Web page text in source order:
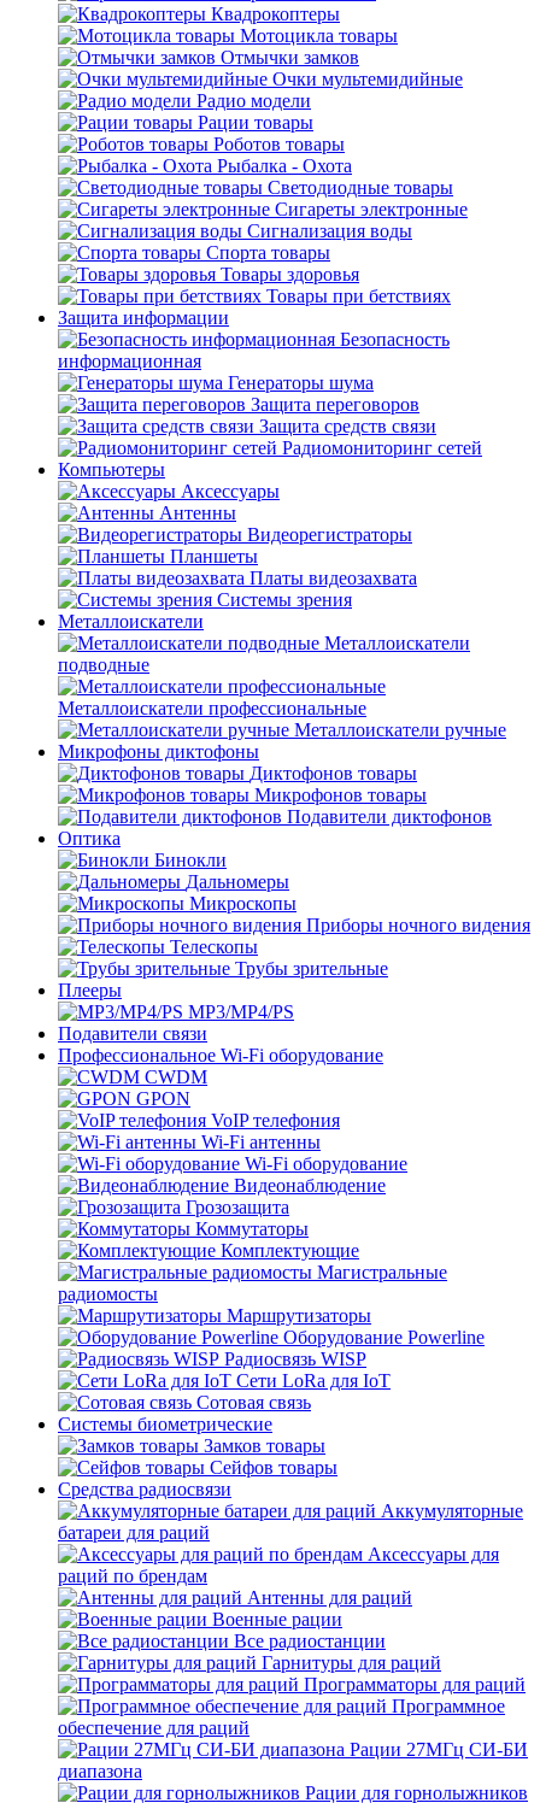
Квадрокоптеры
Мотоцикла товары
Отмычки замков
Очки мультемидийные
Радио модели
Рации товары
Роботов товары
Рыбалка - Охота
Светодиодные товары
Сигареты электронные
Сигнализация воды
Спорта товары
Товары здоровья
Товары при бетствиях
Защита информации
Безопасность
информационная
Генераторы шума
Защита переговоров
Защита средств связи
Радиомониторинг сетей
Компьютеры
Аксессуары
Антенны
Видеорегистраторы
Планшеты
Платы видеозахвата
Системы зрения
Металлоискатели
Металлоискатели
подводные
Металлоискатели профессиональные
Металлоискатели ручные
Микрофоны диктофоны
Диктофонов товары
Микрофонов товары
Подавители диктофонов
Оптика
Бинокли
Дальномеры
Микроскопы
Приборы ночного видения
Телескопы
Трубы зрительные
Плееры
MP3/MP4/PS
Подавители связи
Профессиональное Wi-Fi оборудование
CWDM
GPON
VoIP телефония
Wi-Fi антенны
Wi-Fi оборудование
Видеонаблюдение
Грозозащита
Коммутаторы
Комплектующие
Магистральные
радиомосты
Маршрутизаторы
Оборудование Powerline
Радиосвязь WISP
Сети LoRa для IoT
Сотовая связь
Системы биометрические
Замков товары
Сейфов товары
Средства радиосвязи
Аккумуляторные
батареи для раций
Аксессуары для
раций по брендам
Антенны для раций
Военные рации
Все радиостанции
Гарнитуры для раций
Программаторы для раций
Программное
обеспечение для раций
Рации 27МГц СИ-БИ
диапазона
Рации для горнолыжников